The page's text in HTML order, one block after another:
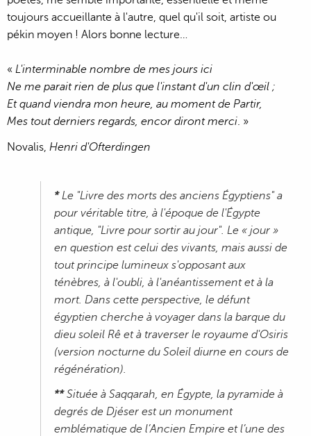
toujours accueillante à l'autre, quel qu'il soit, artiste ou
pékin moyen ! Alors bonne lecture…
« L'interminable nombre de mes jours ici
Ne me parait rien de plus que l'instant d'un clin d'œil ;
Et quand viendra mon heure, au moment de Partir,
Mes tout derniers regards, encor diront merci. »
Novalis, Henri d'Ofterdingen
*Le "Livre des morts des anciens Égyptiens" a
pour véritable titre, à l'époque de l'Égypte
antique, "Livre pour sortir au jour". Le « jour »
en question est celui des vivants, mais aussi de
tout principe lumineux s'opposant aux
ténèbres, à l'oubli, à l'anéantissement et à la
mort. Dans cette perspective, le défunt
égyptien cherche à voyager dans la barque du
dieu soleil Rê et à traverser le royaume d'Osiris
(version nocturne du Soleil diurne en cours de
régénération).
**Située à Saqqarah, en Égypte, la pyramide à
degrés de Djéser est un monument
emblématique de l’Ancien Empire et l’une des